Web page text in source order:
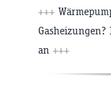
+++
an +++